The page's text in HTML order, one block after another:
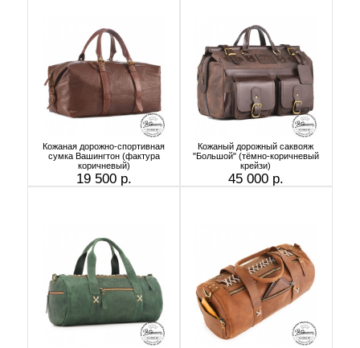
Кожаная дорожно-спортивная
сумка Вашингтон (фактура
коричневый)
19 500 р.
Кожаный дорожный саквояж
"Большой" (тёмно-коричневый
крейзи)
45 000 р.